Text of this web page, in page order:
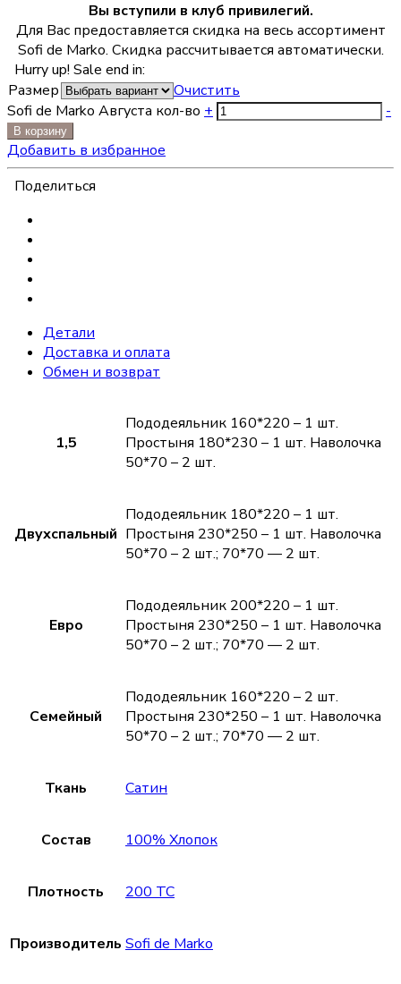
Вы вступили в клуб привилегий.
Для Вас предоставляется скидка на весь ассортимент
Sofi de Marko. Скидка рассчитывается автоматически.
Hurry up! Sale end in:
Размер
Очистить
Sofi de Marko Августа кол-во + -
В корзину
Добавить в избранное
Поделиться
Детали
Доставка и оплата
Обмен и возврат
1,5
Пододеяльник 160*220 – 1 шт.
Простыня 180*230 – 1 шт. Наволочка
50*70 – 2 шт.
Двухспальный
Пододеяльник 180*220 – 1 шт.
Простыня 230*250 – 1 шт. Наволочка
50*70 – 2 шт.; 70*70 — 2 шт.
Евро
Пододеяльник 200*220 – 1 шт.
Простыня 230*250 – 1 шт. Наволочка
50*70 – 2 шт.; 70*70 — 2 шт.
Семейный
Пододеяльник 160*220 – 2 шт.
Простыня 230*250 – 1 шт. Наволочка
50*70 – 2 шт.; 70*70 — 2 шт.
Ткань Сатин
Состав 100% Хлопок
Плотность 200 TC
Производитель Sofi de Marko